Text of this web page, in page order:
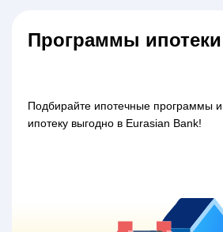
Программы ипотеки
Подбирайте ипотечные программы
ипотеку выгодно в Eurasian Bank!